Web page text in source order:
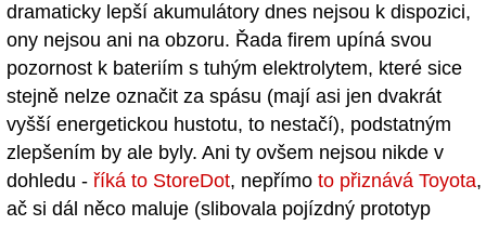
dramaticky lepší akumulátory dnes nejsou k dispozici,
ony nejsou ani na obzoru. Řada firem upíná svou
pozornost k bateriím s tuhým elektrolytem, které sice
stejně nelze označit za spásu (mají asi jen dvakrát
vyšší energetickou hustotu, to nestačí), podstatným
zlepšením by ale byly. Ani ty ovšem nejsou nikde v
dohledu - říká to StoreDot, nepřímo to přiznává Toyota,
ač si dál něco maluje (slibovala pojízdný prototyp